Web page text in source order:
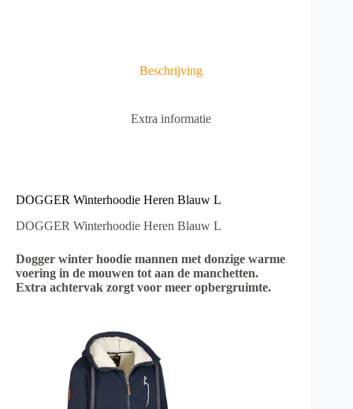
Beschrijving
Extra informatie
DOGGER Winterhoodie Heren Blauw L
DOGGER Winterhoodie Heren Blauw L
Dogger winter hoodie mannen met donzige warme
voering in de mouwen tot aan de manchetten.
Extra achtervak zorgt voor meer opbergruimte.